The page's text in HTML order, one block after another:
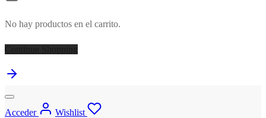
No hay productos en el carrito.
Acceder
Wishlist